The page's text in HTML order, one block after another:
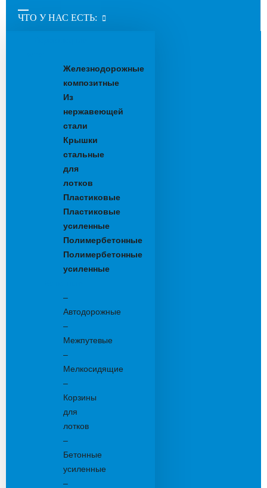
ЧТО У НАС ЕСТЬ:
Железнодорожные
композитные
Из
нержавеющей
стали
Крышки
стальные
для
лотков
Пластиковые
Пластиковые
усиленные
Полимербетонные
Полимербетонные
усиленные
–
Автодорожные
–
Межпутевые
–
Мелкосидящие
–
Корзины
для
лотков
–
Бетонные
усиленные
–